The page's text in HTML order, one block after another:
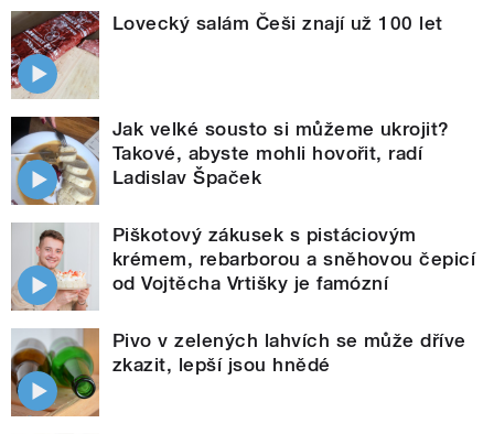
Lovecký salám Češi znají už 100 let
Jak velké sousto si můžeme ukrojit?
Takové, abyste mohli hovořit, radí
Ladislav Špaček
Piškotový zákusek s pistáciovým
krémem, rebarborou a sněhovou čepicí
od Vojtěcha Vrtišky je famózní
Pivo v zelených lahvích se může dříve
zkazit, lepší jsou hnědé